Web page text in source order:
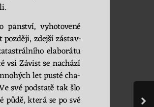
.
o panství, vyhotovené
později, zdejší zástav-
elaborátu
é vsi Závist se nachází
let pusté cha-
své podstatě tak šlo
půdě, která se po své